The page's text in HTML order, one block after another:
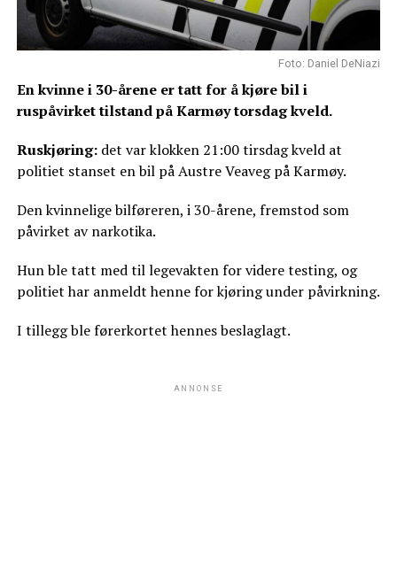
Foto: Daniel DeNiazi
En kvinne i 30-årene er tatt for å kjøre bil i
ruspåvirket tilstand på Karmøy torsdag kveld.
Ruskjøring:det var klokken 21:00 tirsdag kveld at
politiet stanset en bil på Austre Veaveg på Karmøy.
Den kvinnelige bilføreren, i 30-årene, fremstod som
påvirket av narkotika.
Hun ble tatt med til legevakten for videre testing, og
politiet har anmeldt henne for kjøring under påvirkning.
I tillegg ble førerkortet hennes beslaglagt.
ANNONSE